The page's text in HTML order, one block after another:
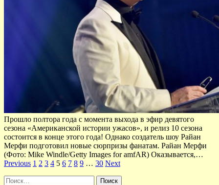
Прошло полтора года с момента выхода в эфир девятого
сезона «Американской истории ужасов», и релиз 10 сезона
состоится в конце этого года! Однако создатель шоу Райан
Мерфи подготовил новые сюрпризы фанатам. Райан Мерфи
(Фото: Mike Windle/Getty Images for amfAR) Оказывается,…
Пагинация
записей
Previous 1 2 3 4 5 6 7 8 9 … 30 Next
Найти: